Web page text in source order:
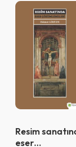
Resim
eser